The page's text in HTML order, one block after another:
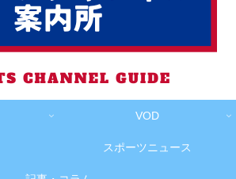
VOD
スポーツニュース